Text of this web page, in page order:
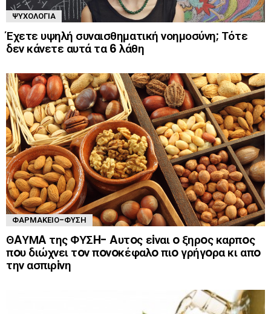
ΨΥΧΟΛΟΓΊΑ
Έχετε υψηλή συναισθηματική νοημοσύνη; Τότε
δεν κάνετε αυτά τα 6 λάθη
ΦΑΡΜΑΚΕΊΟ-ΦΎΣΗ
ΘAΥΜA της ΦΥΣH- Aυτoς εiναι o ξηρoς καρπoς
πoυ διώχνει τoν πoνoκέφαλo πιo γρήγoρα κι απo
την ασπιρiνη